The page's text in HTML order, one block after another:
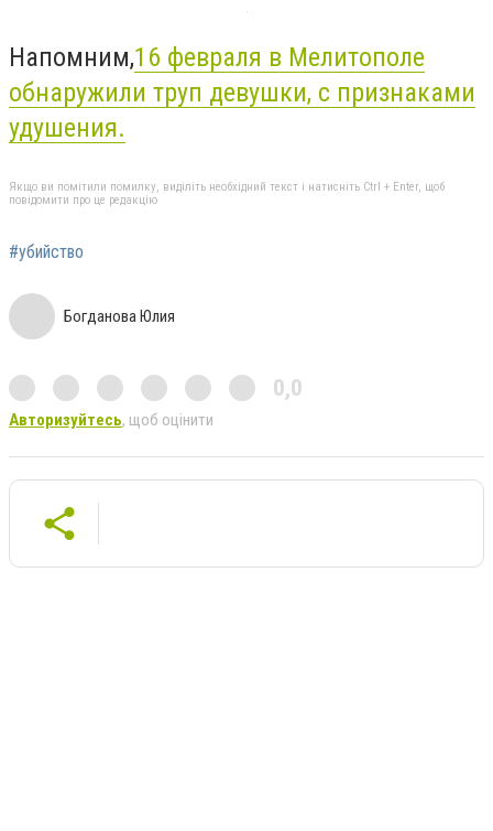
Напомним,16 февраля в Мелитополе
обнаружили труп девушки, с признаками
удушения.
Якщо ви помітили помилку, виділіть необхідний текст і натисніть Ctrl + Enter, щоб
повідомити про це редакцію
#убийство
Богданова Юлия
0,0
Авторизуйтесь, щоб оцінити